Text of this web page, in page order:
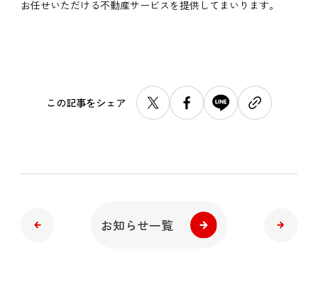
お任せいただける不動産サービスを提供してまいります。
この記事をシェア
お知らせ一覧